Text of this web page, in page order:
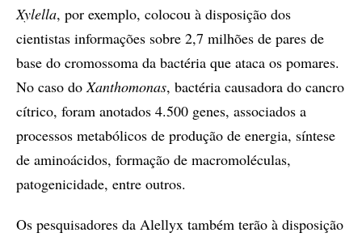
Xylella, por exemplo, colocou à disposição dos
cientistas informações sobre 2,7 milhões de pares de
base do cromossoma da bactéria que ataca os pomares.
No caso do Xanthomonas, bactéria causadora do cancro
cítrico, foram anotados 4.500 genes, associados a
processos metabólicos de produção de energia, síntese
de aminoácidos, formação de macromoléculas,
patogenicidade, entre outros.
Os pesquisadores da Alellyx também terão à disposição